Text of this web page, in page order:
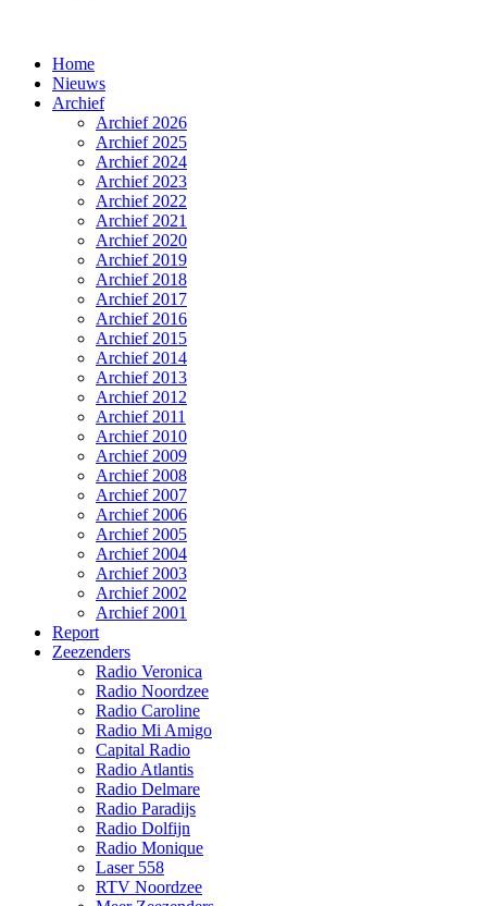
Home
Nieuws
Archief
Archief 2026
Archief 2025
Archief 2024
Archief 2023
Archief 2022
Archief 2021
Archief 2020
Archief 2019
Archief 2018
Archief 2017
Archief 2016
Archief 2015
Archief 2014
Archief 2013
Archief 2012
Archief 2011
Archief 2010
Archief 2009
Archief 2008
Archief 2007
Archief 2006
Archief 2005
Archief 2004
Archief 2003
Archief 2002
Archief 2001
Report
Zeezenders
Radio Veronica
Radio Noordzee
Radio Caroline
Radio Mi Amigo
Capital Radio
Radio Atlantis
Radio Delmare
Radio Paradijs
Radio Dolfijn
Radio Monique
Laser 558
RTV Noordzee